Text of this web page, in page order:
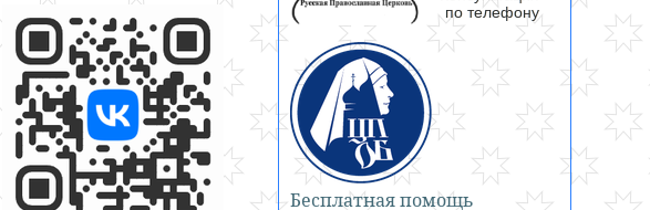
Бесплатная помощь